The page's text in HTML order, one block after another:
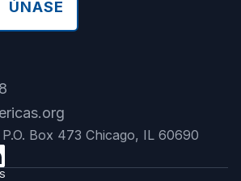
ÚNASE
Box 473 Chicago, IL 60690